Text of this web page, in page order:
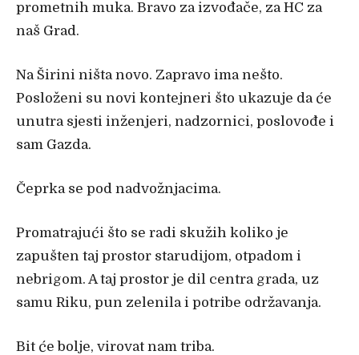
prometnih muka. Bravo za izvođače, za HC za
naš Grad.
Na Širini ništa novo. Zapravo ima nešto.
Posloženi su novi kontejneri što ukazuje da će
unutra sjesti inženjeri, nadzornici, poslovođe i
sam Gazda.
Čeprka se pod nadvožnjacima.
Promatrajući što se radi skužih koliko je
zapušten taj prostor starudijom, otpadom i
nebrigom. A taj prostor je dil centra grada, uz
samu Riku, pun zelenila i potribe održavanja.
Bit će bolje, virovat nam triba.